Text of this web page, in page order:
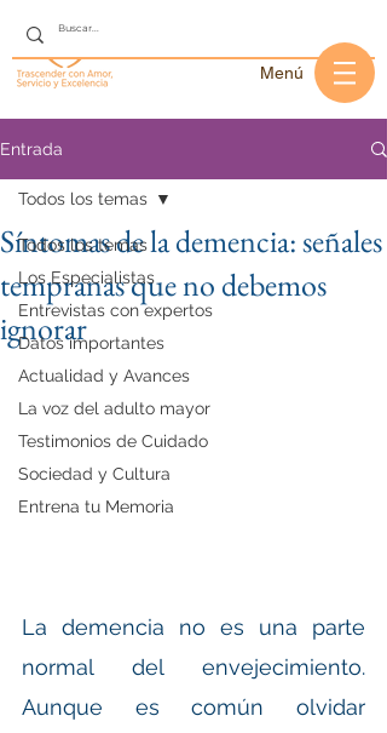
Menú
Entrada
Todos los temas
Los Especialistas
Entrevistas con expertos
Datos importantes
Actualidad y Avances
La voz del adulto mayor
Testimonios de Cuidado
Sociedad y Cultura
Entrena tu Memoria
Todos los temas
Síntomas de la demencia: señales
tempranas que no debemos
ignorar
La demencia no es una parte
normal del envejecimiento.
Aunque es común olvidar